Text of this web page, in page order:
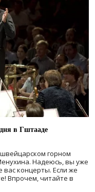
в Гштааде
горном
Надеюсь, вы уже
концерты. Если же
Впрочем, читайте в